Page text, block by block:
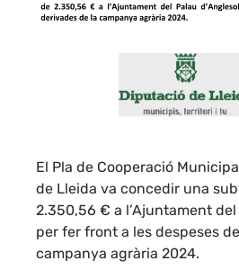
El Pla de Cooperació
de Lleida va concedir una
2.350,56 € a l’Ajuntament del
per fer front a les despeses
campanya agrària 2024.